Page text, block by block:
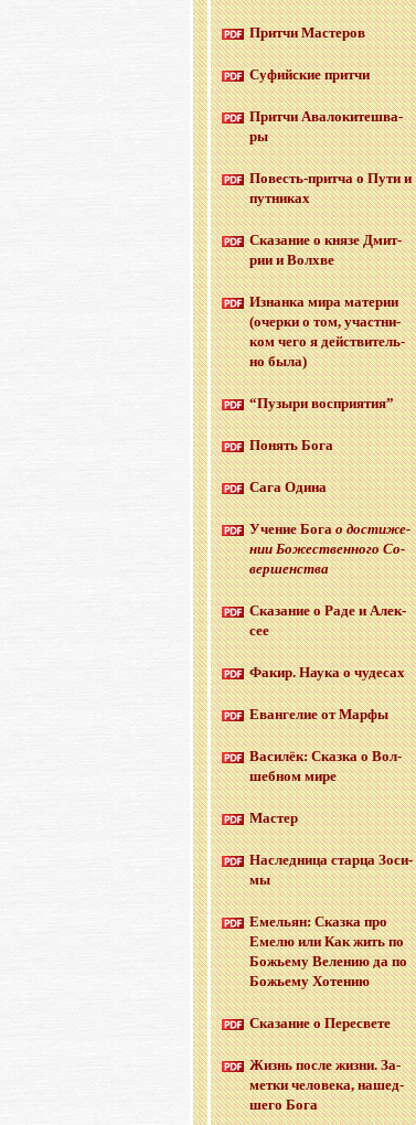
Прит­чи Ма­сте­ров
Су­фий­ские прит­чи
Прит­чи Ава­ло­ки­те­шва­
ры
По­весть-прит­ча о Пути и
пут­ни­ках
Ска­за­ние о князе Дмит­
рии и Волх­ве
Из­нан­ка мира ма­те­рии
(очер­ки о том, участ­ни­
ком чего я дей­стви­тель­
но была)
“Пу­зы­ри вос­при­я­тия”
По­нять Бога
Сага Одина
Уче­ние Богао до­сти­же­
нии Бо­же­ствен­но­го Со­
вер­шен­ства
Ска­за­ние о Раде и Алек­
сее
Факир. Наука о чу­де­сах
Еван­ге­лие от Марфы
Ва­си­лёк: Сказ­ка о Вол­
шеб­ном мире
Ма­стер
На­след­ни­ца стар­ца Зо­си­
мы
Еме­льян: Сказ­ка про
Емелю или Как жить по
Бо­жье­му Ве­ле­нию да по
Бо­жье­му Хо­те­нию
Ска­за­ние о Пе­ре­све­те
Жизнь после жизни. За­
мет­ки че­ло­ве­ка, на­шед­
ше­го Бога